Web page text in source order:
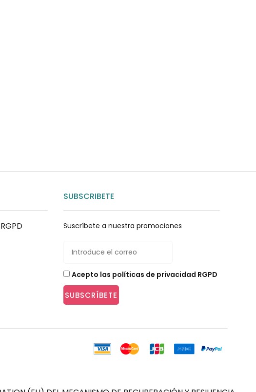
SUBSCRIBETE
Suscríbete a nuestra promociones
Acepto las políticas de privacidad RGPD
SUBSCRÍBETE